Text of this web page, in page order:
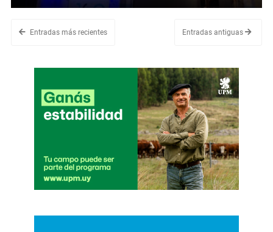
Entradas más recientes Entradas antiguas